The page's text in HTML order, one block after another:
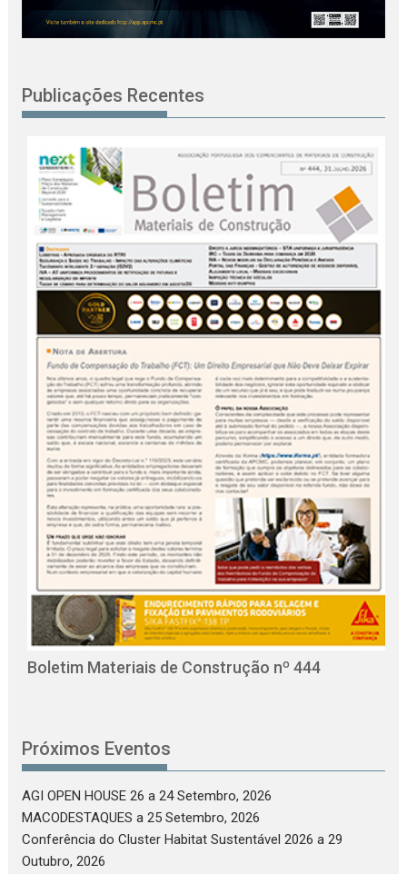
Publicações Recentes
Boletim Materiais de Construção nº 444
Próximos Eventos
AGI OPEN HOUSE 26 a 24 Setembro, 2026
MACODESTAQUES a 25 Setembro, 2026
Conferência do Cluster Habitat Sustentável 2026 a 29
Outubro, 2026